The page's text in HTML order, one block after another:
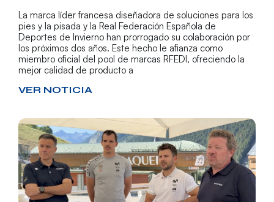
La marca líder francesa diseñadora de soluciones para los
pies y la pisada y la Real Federación Española de
Deportes de Invierno han prorrogado su colaboración por
los próximos dos años. Este hecho le afianza como
miembro oficial del pool de marcas RFEDI, ofreciendo la
mejor calidad de producto a
VER NOTICIA